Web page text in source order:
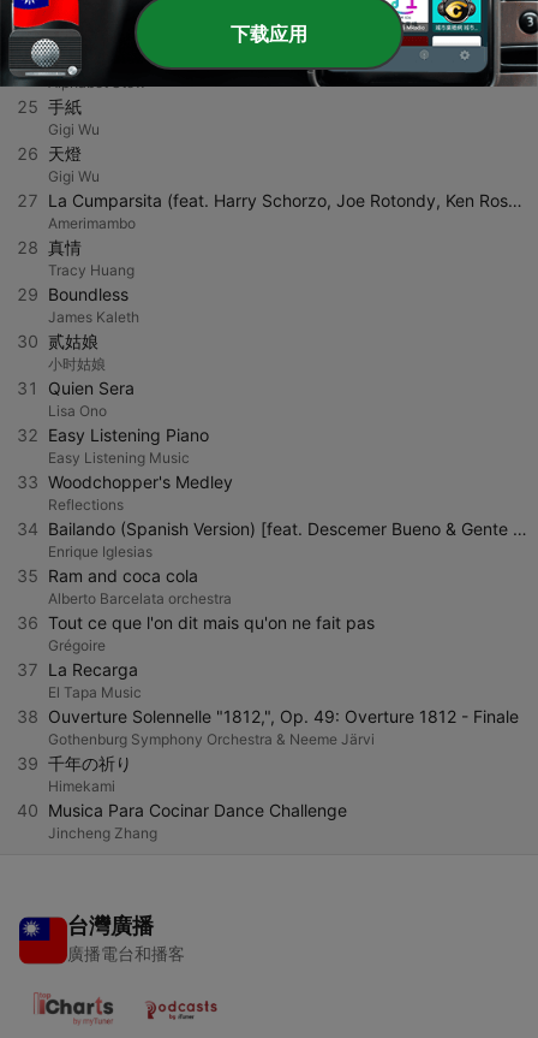
23 Schools Out
Kai Panschow
24 Handprints
Alphabet Stew
25 手紙
Gigi Wu
26 天燈
Gigi Wu
27 La Cumparsita (feat. Harry Schorzo, Joe Rotondy, Ken Rosser, Nick Ariondo, Ramon Stagnaro, Roberto Fernández, and Russell Bond)
Amerimambo
28 真情
Tracy Huang
29 Boundless
James Kaleth
30 贰姑娘
小时姑娘
31 Quien Sera
Lisa Ono
32 Easy Listening Piano
Easy Listening Music
33 Woodchopper's Medley
Reflections
34 Bailando (Spanish Version) [feat. Descemer Bueno & Gente de Zona]
Enrique Iglesias
35 Ram and coca cola
Alberto Barcelata orchestra
36 Tout ce que l'on dit mais qu'on ne fait pas
Grégoire
37 La Recarga
El Tapa Music
38 Ouverture Solennelle "1812,", Op. 49: Overture 1812 - Finale
Gothenburg Symphony Orchestra & Neeme Järvi
39 千年の祈り
Himekami
40 Musica Para Cocinar Dance Challenge
Jincheng Zhang
台灣廣播
廣播電台和播客
下载应用